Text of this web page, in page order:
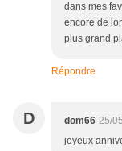
dans mes
encore de
plus grand
Répondre
D dom66 25/
joyeux